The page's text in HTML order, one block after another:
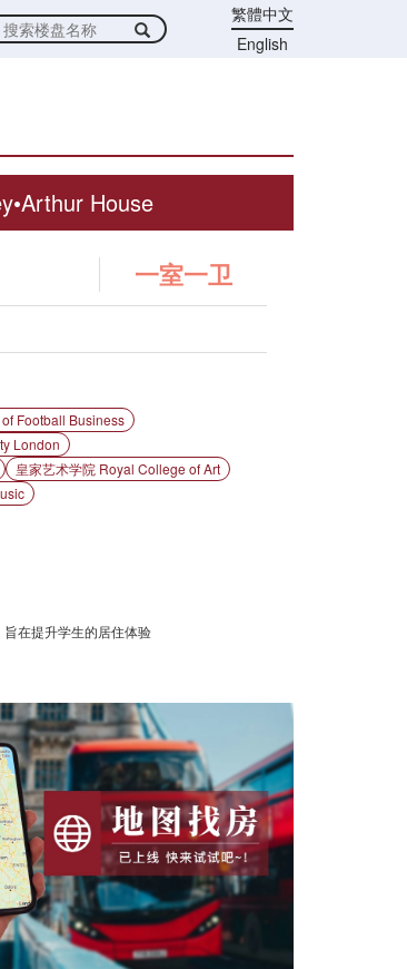
繁體中文
English
House
一室一卫
Football Business
London
皇家艺术学院 Royal College of Art
在提升学生的居住体验